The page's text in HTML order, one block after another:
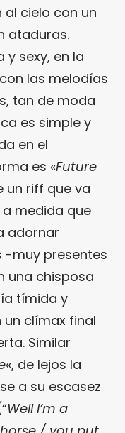
cielo con un
ataduras.
y sexy, en la
las melodías
tan de moda
es simple y
en el
es «Future
un riff que va
medida que
adornar
muy presentes
una chisposa
tímida y
clímax final
Similar
«, de lejos la
a su escasez
Well I’m a